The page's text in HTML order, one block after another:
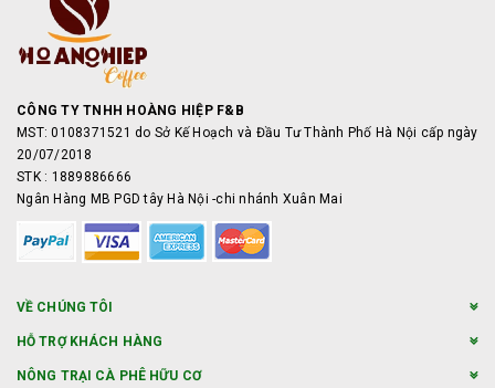
CÔNG TY TNHH HOÀNG HIỆP F&B
MST: 0108371521 do Sở Kế Hoạch và Đầu Tư Thành Phố Hà Nội cấp ngày
20/07/2018
STK : 1889886666
Ngân Hàng MB PGD tây Hà Nội -chi nhánh Xuân Mai
VỀ CHÚNG TÔI
HỖ TRỢ KHÁCH HÀNG
NÔNG TRẠI CÀ PHÊ HỮU CƠ